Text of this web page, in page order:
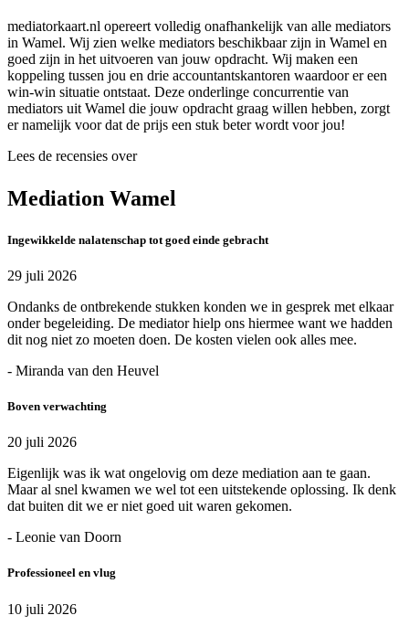
mediatorkaart.nl opereert volledig onafhankelijk van alle mediators
in Wamel. Wij zien welke mediators beschikbaar zijn in Wamel en
goed zijn in het uitvoeren van jouw opdracht. Wij maken een
koppeling tussen jou en drie accountantskantoren waardoor er een
win-win situatie ontstaat. Deze onderlinge concurrentie van
mediators uit Wamel die jouw opdracht graag willen hebben, zorgt
er namelijk voor dat de prijs een stuk beter wordt voor jou!
Lees de recensies over
Mediation Wamel
Ingewikkelde nalatenschap tot goed einde gebracht
29 juli 2026
Ondanks de ontbrekende stukken konden we in gesprek met elkaar
onder begeleiding. De mediator hielp ons hiermee want we hadden
dit nog niet zo moeten doen. De kosten vielen ook alles mee.
- Miranda van den Heuvel
Boven verwachting
20 juli 2026
Eigenlijk was ik wat ongelovig om deze mediation aan te gaan.
Maar al snel kwamen we wel tot een uitstekende oplossing. Ik denk
dat buiten dit we er niet goed uit waren gekomen.
- Leonie van Doorn
Professioneel en vlug
10 juli 2026